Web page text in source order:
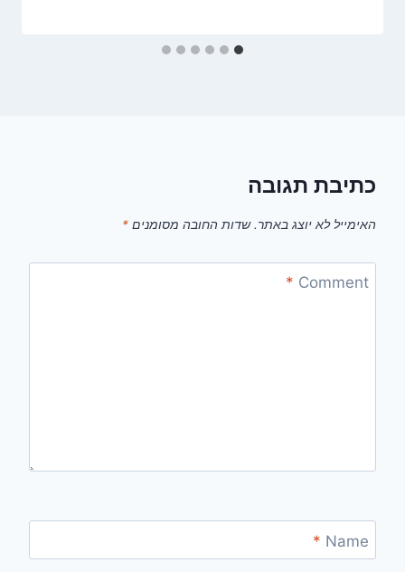
כתיבת תגובה
האימייל לא יוצג באתר. שדות החובה מסומנים *
Comment
*
Name
*